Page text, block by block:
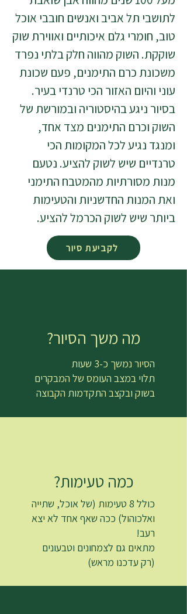
לתושבי תל אביב ואנשים חובבי אוכל
טוב, חומרי גלם איכותיים ואווירת שוק
שוקקת. השוק מהווה חלק בלתי נפרד
משכונת כרם התימנים, פעם שכונת
עוני והיום האזור הכי טרנדי בעיר.
בסיור ניגע בהיסטוריה ובמורשת של
השוק וכרם התימנים מצד אחד,
ומנגד נגיע לכל המקומות הכי
טרנדיים שיש לשוק להציע. נטעם
מנות מסורתיות מהמטבח התימני
ואת המנות החדשניות והטעימות
ביותר שיש לשוק הכרמל להציע.
לקביעת סיור
מה משך הסיור?
הסיור נמשך כ-3 שעות
תלוי במצב העומס של המבקרים
בשוק ובקצב התקדמות הקבוצה
כמה טעימות?
כולל 8 טעימות (של אוכל, שתייה
ואלכוהול) ככה שאף אחד לא יצא
רעב!
מתאים גם לצמחונים וטבעונים
(רק עדכנו מראש)